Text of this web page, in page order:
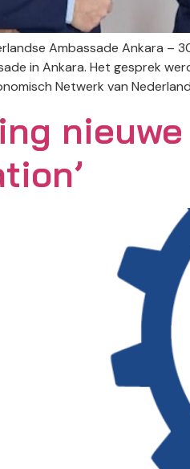
Ambassade Ankara
in Ankara. Het gesprek
Netwerk van